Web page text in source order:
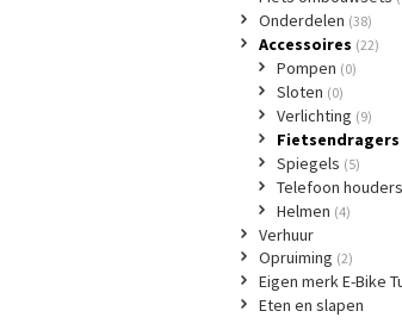
Onderdelen (38)
Accessoires (22)
Pompen (0)
Sloten (0)
Verlichting (9)
Fietsendragers
Spiegels (5)
Telefoon houders
Helmen (4)
Verhuur
Opruiming (2)
Eigen merk E-Bike
Eten en slapen